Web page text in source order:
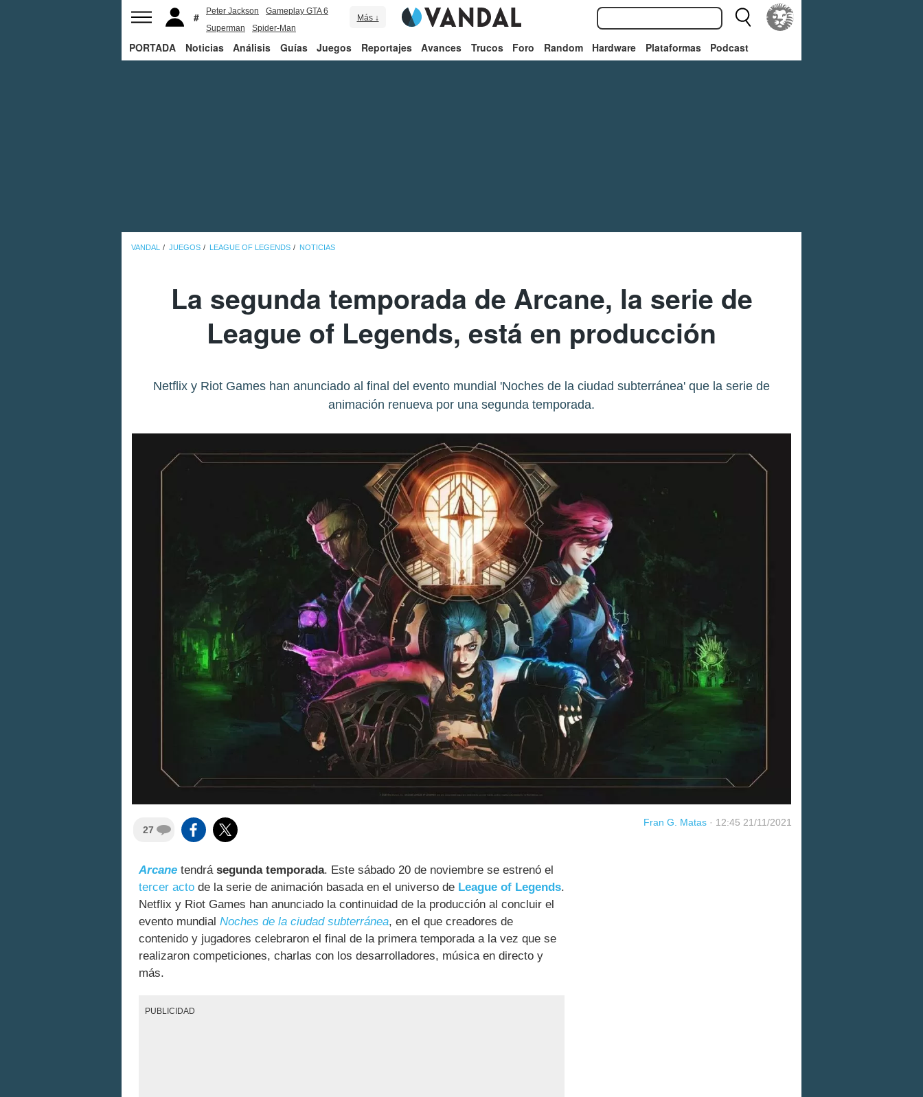
Peter Jackson
Gameplay GTA 6
Superman
Spider-Man
Más ↓
PORTADA Noticias Análisis Guías Juegos Reportajes Avances Trucos Foro Random Hardware Plataformas Podcast
VANDAL JUEGOS LEAGUE OF LEGENDS NOTICIAS
La segunda temporada de Arcane, la serie de
League of Legends, está en producción
Netflix y Riot Games han anunciado al final del evento mundial 'Noches de la ciudad subterránea' que la serie de
animación renueva por una segunda temporada.
27
Fran G. Matas · 12:45 21/11/2021
Arcane tendrá segunda temporada. Este sábado 20 de noviembre se estrenó el
tercer acto de la serie de animación basada en el universo de League of Legends.
Netflix y Riot Games han anunciado la continuidad de la producción al concluir el
evento mundial Noches de la ciudad subterránea, en el que creadores de
contenido y jugadores celebraron el final de la primera temporada a la vez que se
realizaron competiciones, charlas con los desarrolladores, música en directo y
más.
PUBLICIDAD